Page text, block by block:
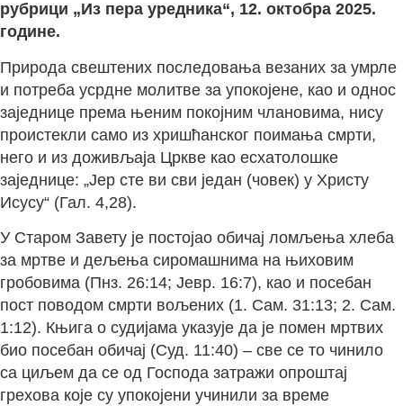
рубрици „Из пера уредника“, 12. октобра 2025.
године.
Природа свештених последовања везаних за умрле
и потреба усрдне молитве за упокојене, као и однос
заједнице према њеним покојним члановима, нису
проистекли само из хришћанског поимања смрти,
него и из доживљаја Цркве као есхатолошке
заједнице: „Јер сте ви сви један (човек) у Христу
Исусу“ (Гал. 4,28).
У Старом Завету је постојао обичај ломљења хлеба
за мртве и дељења сиромашнима на њиховим
гробовима (Пнз. 26:14; Јевр. 16:7), као и посебан
пост поводом смрти вољених (1. Сам. 31:13; 2. Сам.
1:12). Књига о судијама указује да је помен мртвих
био посебан обичај (Суд. 11:40) – све се то чинило
са циљем да се од Господа затражи опроштај
грехова које су упокојени учинили за време